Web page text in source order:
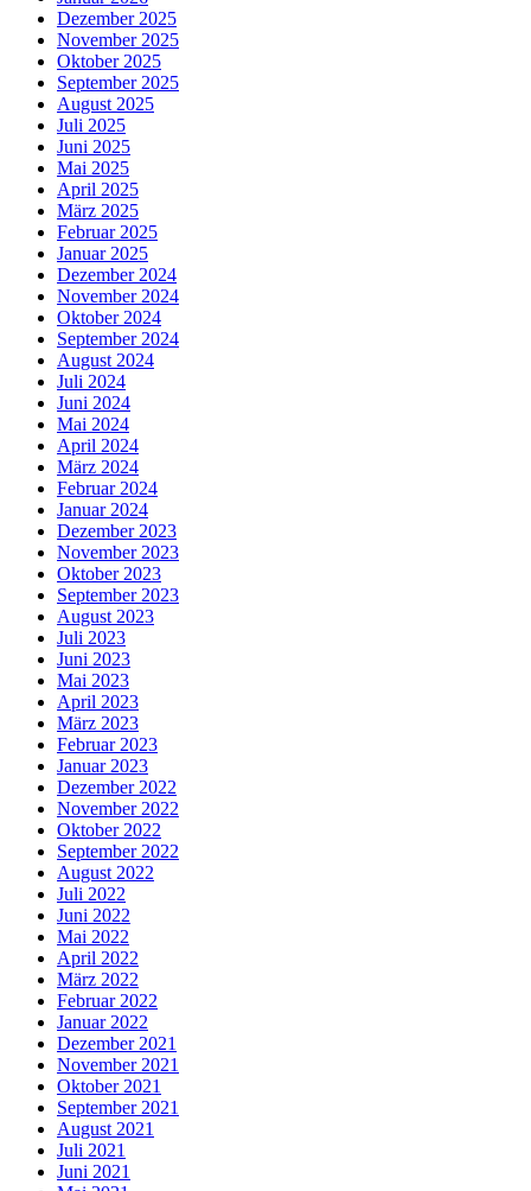
Dezember 2025
November 2025
Oktober 2025
September 2025
August 2025
Juli 2025
Juni 2025
Mai 2025
April 2025
März 2025
Februar 2025
Januar 2025
Dezember 2024
November 2024
Oktober 2024
September 2024
August 2024
Juli 2024
Juni 2024
Mai 2024
April 2024
März 2024
Februar 2024
Januar 2024
Dezember 2023
November 2023
Oktober 2023
September 2023
August 2023
Juli 2023
Juni 2023
Mai 2023
April 2023
März 2023
Februar 2023
Januar 2023
Dezember 2022
November 2022
Oktober 2022
September 2022
August 2022
Juli 2022
Juni 2022
Mai 2022
April 2022
März 2022
Februar 2022
Januar 2022
Dezember 2021
November 2021
Oktober 2021
September 2021
August 2021
Juli 2021
Juni 2021